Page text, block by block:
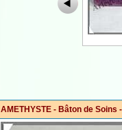
AMETHYSTE - Bâton de